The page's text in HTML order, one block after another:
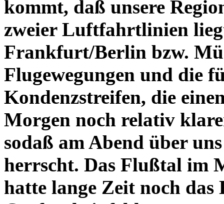
kommt, daß unsere
zweier Luftfahrtlinien
Frankfurt/Berlin bzw.
Flugewegungen und die
Kondenzstreifen, die
Morgen noch relativ
sodaß am Abend über
herrscht. Das Flußtal im
hatte lange Zeit noch